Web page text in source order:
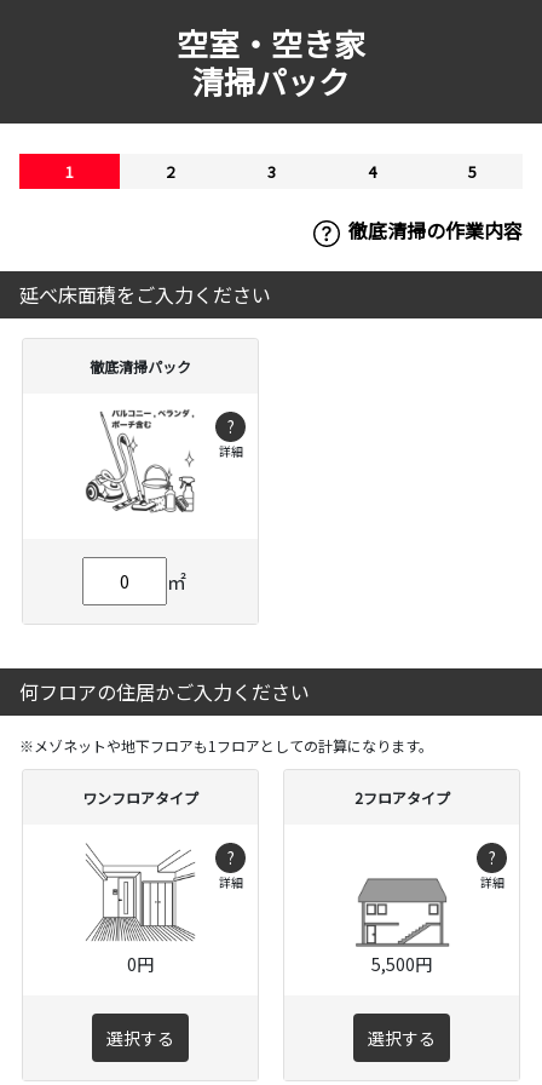
空室・空き家
清掃パック
1 2 3 4 5
徹底清掃の作業内容
延べ床面積をご入力ください
徹底清掃パック
?
詳細
㎡
何フロアの住居かご入力ください
※メゾネットや地下フロアも1フロアとしての計算になります。
ワンフロアタイプ
?
詳細
0円
選択する
2フロアタイプ
?
詳細
5,500円
選択する